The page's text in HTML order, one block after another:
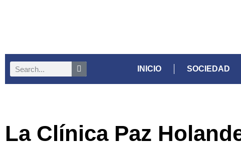
INICIO SOCIEDAD
La Clínica Paz